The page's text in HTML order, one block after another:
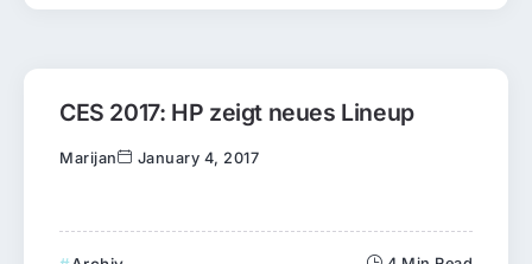
CES 2017: HP zeigt neues Lineup
Marijan January 4, 2017